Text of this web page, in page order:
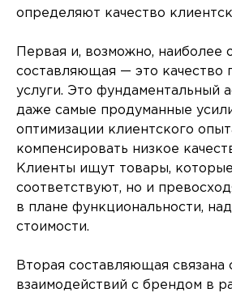
определяют качество
Первая и, возможно, наиболее
составляющая — это качество
услуги. Это фундаментальный
даже самые продуманные
оптимизации клиентского
компенсировать низкое
Клиенты ищут товары,
соответствуют, но и
в плане функциональности,
стоимости.
Вторая составляющая связана
взаимодействий с брендом в